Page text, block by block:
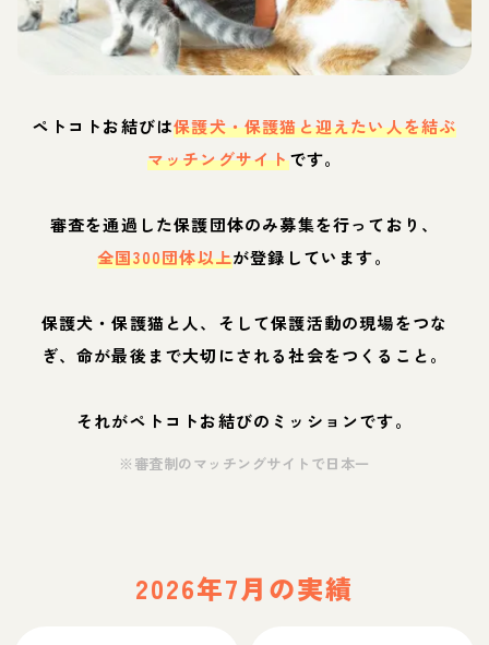
ペトコトお結びは保護犬・保護猫と迎えたい人を結ぶ
マッチングサイトです。
審査を通過した保護団体のみ募集を行っており、
全国300団体以上が登録しています。
保護犬・保護猫と人、そして保護活動の現場をつな
ぎ、命が最後まで大切にされる社会をつくること。
それがペトコトお結びのミッションです。
※審査制のマッチングサイトで日本一
2026年7月の実績